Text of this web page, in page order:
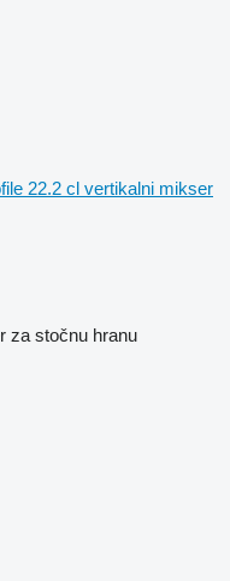
22.2 cl vertikalni mikser
za stočnu hranu